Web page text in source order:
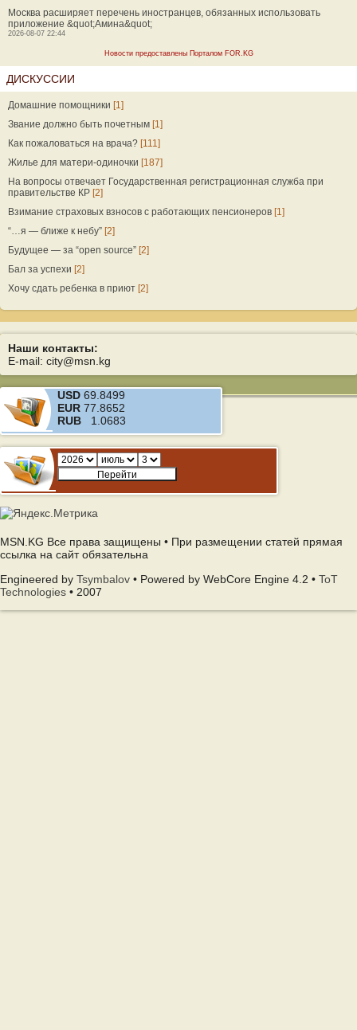
Москва расширяет перечень иностранцев, обязанных использовать
приложение &quot;Амина&quot;
2026-08-07 22:44
Новости предоставлены Порталом FOR.KG
ДИСКУССИИ
Домашние помощники [1]
Звание должно быть почетным [1]
Как пожаловаться на врача? [111]
Жилье для матери-одиночки [187]
На вопросы отвечает Государственная регистрационная служба при
правительстве КР [2]
Взимание страховых взносов с работающих пенсионеров [1]
“…я — ближе к небу” [2]
Будущее — за “open source” [2]
Бал за успехи [2]
Хочу сдать ребенка в приют [2]
Наши контакты:
E-mail: city@msn.kg
USD 69.8499
EUR 77.8652
RUB 1.0683
MSN.KG Все права защищены • При размещении статей прямая
ссылка на сайт обязательна
Engineered by Tsymbalov • Powered by WebCore Engine 4.2 • ToT
Technologies • 2007